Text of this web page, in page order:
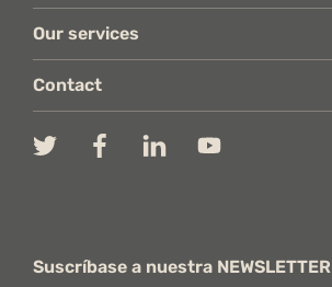
Our services
Contact
Suscríbase a nuestra NEWSLETTER